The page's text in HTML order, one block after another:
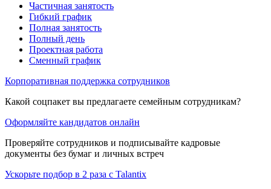
Частичная занятость
Гибкий график
Полная занятость
Полный день
Проектная работа
Сменный график
Корпоративная поддержка сотрудников
Какой соцпакет вы предлагаете семейным сотрудникам?
Оформляйте кандидатов онлайн
Проверяйте сотрудников и подписывайте кадровые
документы без бумаг и личных встреч
Ускорьте подбор в 2 раза с Talantix